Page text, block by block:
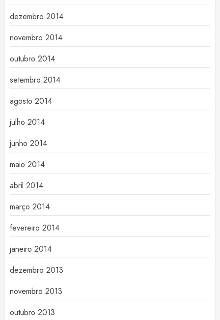
dezembro 2014
novembro 2014
outubro 2014
setembro 2014
agosto 2014
julho 2014
junho 2014
maio 2014
abril 2014
março 2014
fevereiro 2014
janeiro 2014
dezembro 2013
novembro 2013
outubro 2013